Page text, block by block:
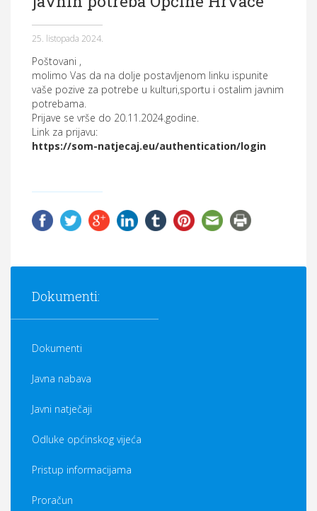
Dokumenti
Pristup informacijama
25. listopada 2024.
Poštovani ,
molimo Vas da na dolje postavljenom linku ispunite
vaše pozive za potrebe u kulturi,sportu i ostalim javnim
potrebama.
Prijave se vrše do 20.11.2024.godine.
Link za prijavu:
https://som-natjecaj.eu/authentication/login
Dokumenti:
Dokumenti
Javna nabava
Javni natječaji
Odluke općinskog vijeća
Pristup informacijama
Proračun